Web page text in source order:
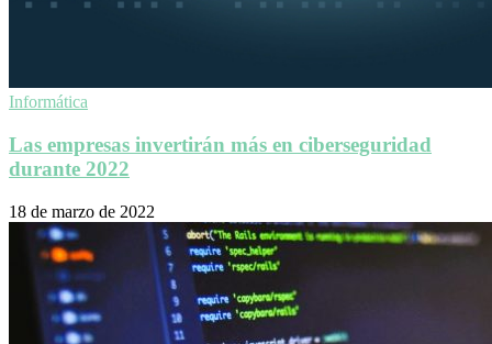
Informática
Las empresas invertirán más en ciberseguridad
durante 2022
18 de marzo de 2022